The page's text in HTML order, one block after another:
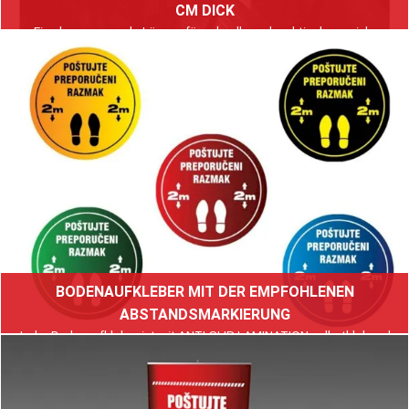
CM DICK
Eine hervorragende Lösung für schnelle und praktische soziale
Distanzierung in einem 3 cm dicken Geschäftsgebäude.
BODENAUFKLEBER MIT DER EMPFOHLENEN
ABSTANDSMARKIERUNG
Jeder Bodenaufkleber ist mit ANTI-SLIP LAMINATION selbstklebend,
Weiterlesen